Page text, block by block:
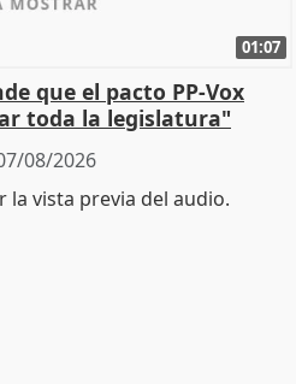
01:07
que el pacto PP-Vox
toda la legislatura"
08/2026